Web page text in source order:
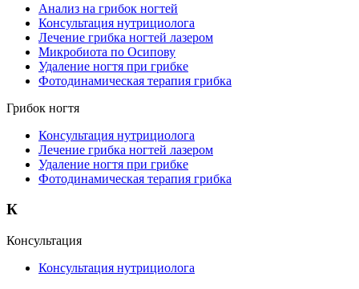
Анализ на грибок ногтей
Консультация нутрициолога
Лечение грибка ногтей лазером
Микробиота по Осипову
Удаление ногтя при грибке
Фотодинамическая терапия грибка
Грибок ногтя
Консультация нутрициолога
Лечение грибка ногтей лазером
Удаление ногтя при грибке
Фотодинамическая терапия грибка
К
Консультация
Консультация нутрициолога